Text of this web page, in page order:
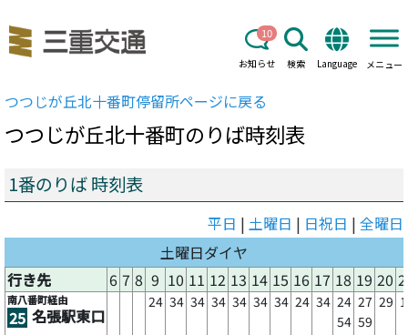
お知らせ
10
検索 Language メニュー
つつじが丘北十番町停留所ページに戻る
つつじが丘北十番町のりば時刻表
1番のりば 時刻表
平日 | 土曜日 | 日祝日 | 全曜日
土曜日ダイヤ
行き先
6 7 8 9 10 11 12 13 14 15 16 17 18 19 20
南八番町経由
25 名張駅東口
24 34 34 34 34 34 34 24 34 24
54
27
59
29